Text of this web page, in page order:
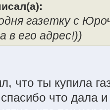
газетку с
в его адрес!))
что ты купила
что дала